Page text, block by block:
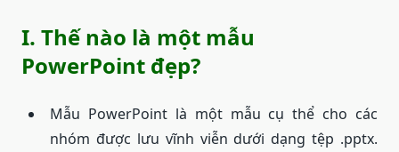
I. Thế nào là một mẫu
PowerPoint đẹp?
Mẫu PowerPoint là một mẫu cụ thể cho các
nhóm được lưu vĩnh viễn dưới dạng tệp .pptx.